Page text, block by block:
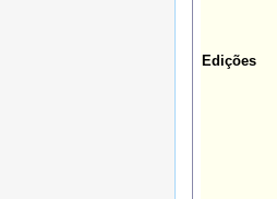
Edições